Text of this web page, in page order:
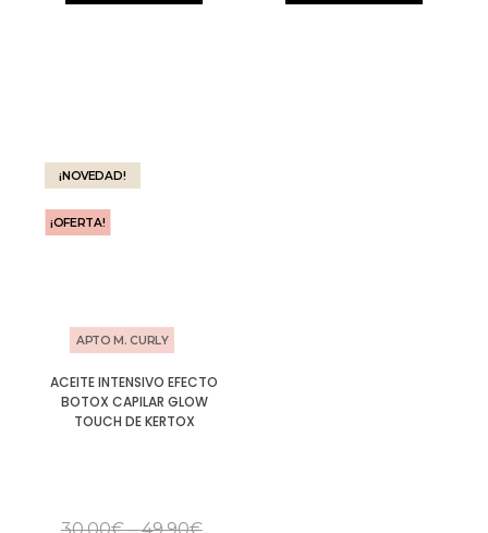
¡OFERTA!
APTO M. CURLY
¡NOVEDAD!
ACEITE INTENSIVO EFECTO
BOTOX CAPILAR GLOW
TOUCH DE KERTOX
30,00€–49,90€